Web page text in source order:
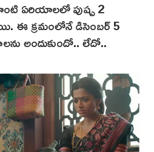
ఏరియాలలో పుష్ప 2
ఈ క్రమంలోనే డిసెంబర్ 5
అందుకుందో.. లేదో..